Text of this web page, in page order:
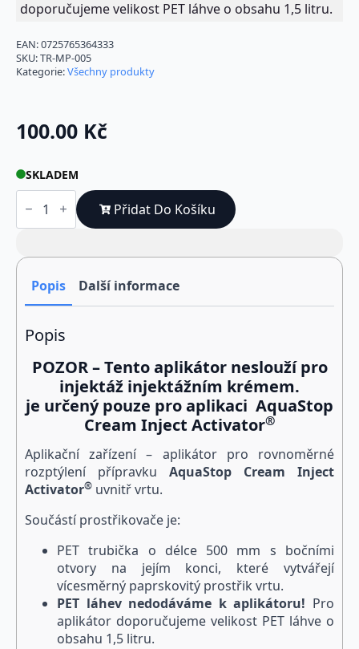
doporučujeme velikost PET láhve o obsahu 1,5 litru.
EAN:0725765364333
SKU:TR-MP-005
Kategorie:Všechny produkty
100.00 Kč
SKLADEM
HOBBY
Prostřikovač
-
cm
(pro
aplikaci
Inject
Activator)
Přidat Do Košíku
Popis Další informace
Popis
POZOR – Tento aplikátor neslouží pro
injektáž injektážním krémem.
je určený pouze pro aplikaci AquaStop
Cream Inject Activator®
Aplikační zařízení – aplikátor pro rovnoměrné
rozptýlení přípravku AquaStop Cream Inject
Activator® uvnitř vrtu.
Součástí prostřikovače je:
PET trubička o délce 500 mm s bočními
otvory na jejím konci, které vytvářejí
vícesměrný paprskovitý prostřik vrtu.
PET láhev nedodáváme k aplikátoru! Pro
aplikátor doporučujeme velikost PET láhve o
obsahu 1,5 litru.